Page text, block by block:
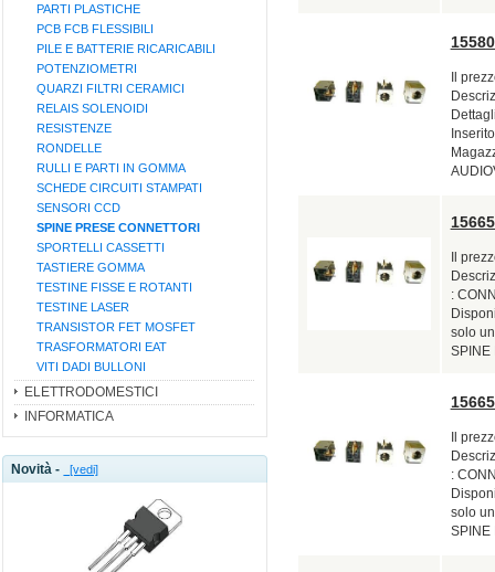
PARTI PLASTICHE
PCB FCB FLESSIBILI
PILE E BATTERIE RICARICABILI
POTENZIOMETRI
QUARZI FILTRI CERAMICI
RELAIS SOLENOIDI
RESISTENZE
RONDELLE
RULLI E PARTI IN GOMMA
SCHEDE CIRCUITI STAMPATI
SENSORI CCD
SPINE PRESE CONNETTORI
SPORTELLI CASSETTI
TASTIERE GOMMA
TESTINE FISSE E ROTANTI
TESTINE LASER
TRANSISTOR FET MOSFET
TRASFORMATORI EAT
VITI DADI BULLONI
ELETTRODOMESTICI
INFORMATICA
Novità - [vedi]
Il
Il
:
solo
SPINE
Il
:
solo
SPINE